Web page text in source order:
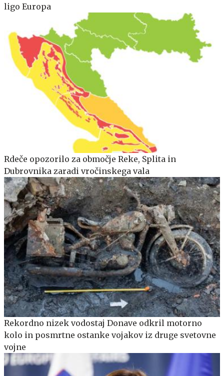
ligo Europa
Rdeče opozorilo za območje Reke, Splita in
Dubrovnika zaradi vročinskega vala
Rekordno nizek vodostaj Donave odkril motorno
kolo in posmrtne ostanke vojakov iz druge svetovne
vojne